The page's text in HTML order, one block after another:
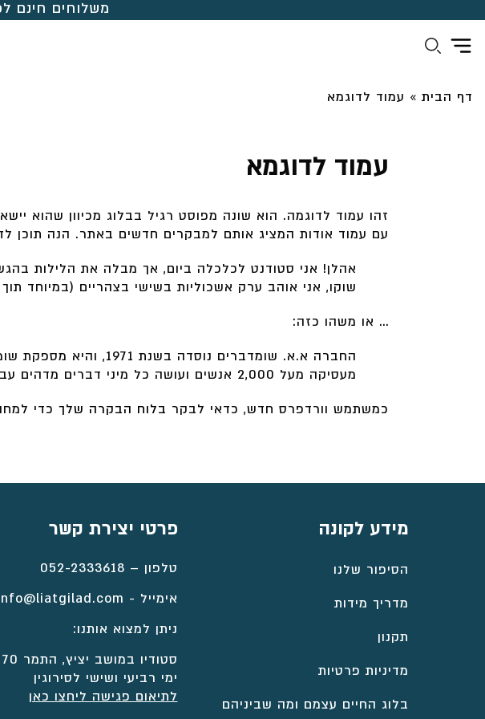
משלוחים חינם לכל הארץ | 12
דף הבית » עמוד לדוגמא
עמוד לדוגמא
זהו עמוד לדוגמה. הוא שונה מפוסט רגיל בבלוג מכיוון שהוא
עם עמוד אודות המציג אותם למבקרים חדשים באתר. הנה תוכן
אהלן! אני סטודנט לכלכלה ביום, אך מבלה את הלילות
שוקו, אני אוהב ערק אשכוליות בשישי בצהריים
… או משהו כזה:
החברה א.א. שומדברים
מעסיקה מעל 2,000 אנשים ועושה כל מיני דברים מדהים עבור הקהילה התקוות-ימית.
כמשתמש וורדפרס חדש, כדאי לבקר בלוח הבקרה שלך כדי
מידע לקונה
הסיפור שלנו
מדריך מידות
תקנון
מדיניות פרטיות
בלוג החיים עצמם ומה שביניהם
פרטי יצירת קשר
טלפון – 052-2333618
אימייל -
ניתן למצוא אותנו:
סטודיו במושב יציץ, התמר 70
ימי רביעי ושישי לסירוגין
לתיאום פגישה ליחצו כאן